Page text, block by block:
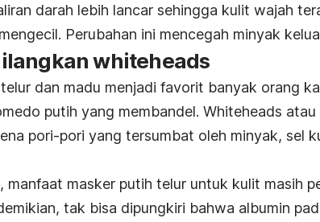
darah lebih lancar sehingga kulit wajah
Perubahan ini mencegah minyak
whiteheads
dan madu menjadi favorit banyak orang
putih yang membandel. Whiteheads atau
pori-pori yang tersumbat oleh minyak, sel
manfaat masker putih telur untuk kulit masih
tak bisa dipungkiri bahwa albumin